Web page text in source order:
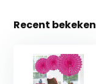
Recent bekeken